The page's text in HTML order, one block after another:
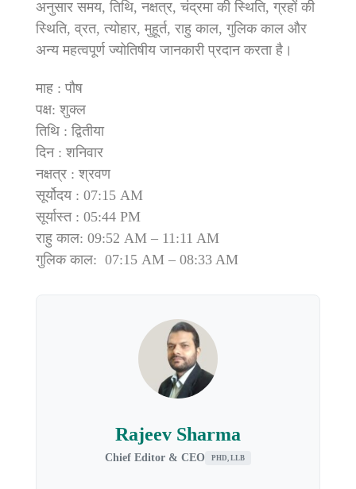
अनुसार समय, तिथि, नक्षत्र, चंद्रमा की स्थिति, ग्रहों की
स्थिति, व्रत, त्योहार, मुहूर्त, राहु काल, गुलिक काल और
अन्य महत्वपूर्ण ज्योतिषीय जानकारी प्रदान करता है।
माह : पौष
पक्ष: शुक्ल
तिथि : द्वितीया
दिन : शनिवार
नक्षत्र : श्रवण
सूर्योदय : 07:15 AM
सूर्यास्त : 05:44 PM
राहु काल: 09:52 AM – 11:11 AM
गुलिक काल: 07:15 AM – 08:33 AM
Rajeev Sharma
Chief Editor & CEO PHD, LLB